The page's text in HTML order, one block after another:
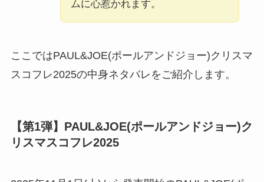
ムに心惹かれます。
ここではPAUL&JOE(ポールアンドジョー)クリスマ
スコフレ2025の中身ネタバレをご紹介します。
【第1弾】PAUL&JOE(ポールアンドジョー)ク
リスマスコフレ2025